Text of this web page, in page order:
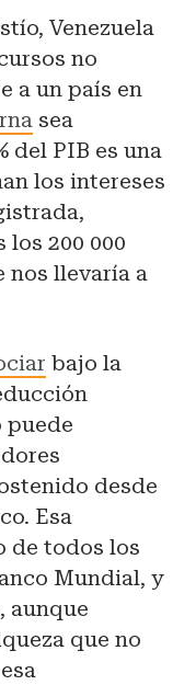
Venezuela
no
a un país en
sea
del PIB es una
los intereses
200 000
nos llevaría a
bajo la
puede
desde
Esa
de todos los
Mundial, y
aunque
que no